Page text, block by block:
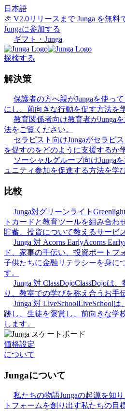
日本語
🎉 V2.0リリースまで Junga を無料
Jungaに参加する
ギフト・Junga
探検する
解決策
保護者の方へ親がJungaを使っ
にし、前向きな行動を促す方法を
教育関係者向け教育者がJunga
法をご覧ください。
セラピスト向けJungaがセラピ
を促すのをどのように支援するか
ソーシャルグループ向けJunga
ュニティ参加を促進する方法を学
比較
Junga対グリーンライト
トカードと教育ツールを組み合わ
貯蓄、投資について教えるサービ
Junga 対 Acorns EarlyAcorns
ド、家事の手伝い、投資ポートフ
子供たちに金融リテラシーを身に
す。
Junga 対 ClassDojoClassDojoは
り、教室での学びを称え合うお手
Junga 対 LiveSchoolLiveSchoolは
跡し、生徒を褒賞し、前向きな学
します。
価格設定
について
Jungaについて
私たちの物語Jungaの起源を知
トフォームを創り出す私たちの目